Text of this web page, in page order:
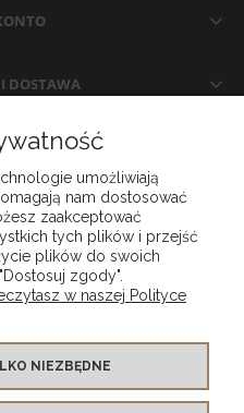
DOSTAWA
umożliwiają
nam dostosować
zaakceptować
tych plików i przejść
plików do swoich
zgody".
w naszej Polityce
NIEZBĘDNE